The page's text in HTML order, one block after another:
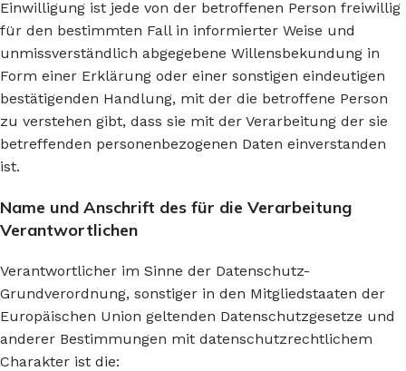
Einwilligung ist jede von der betroffenen Person freiwillig
für den bestimmten Fall in informierter Weise und
unmissverständlich abgegebene Willensbekundung in
Form einer Erklärung oder einer sonstigen eindeutigen
bestätigenden Handlung, mit der die betroffene Person
zu verstehen gibt, dass sie mit der Verarbeitung der sie
betreffenden personenbezogenen Daten einverstanden
ist.
Name und Anschrift des für die Verarbeitung
Verantwortlichen
Verantwortlicher im Sinne der Datenschutz-
Grundverordnung, sonstiger in den Mitgliedstaaten der
Europäischen Union geltenden Datenschutzgesetze und
anderer Bestimmungen mit datenschutzrechtlichem
Charakter ist die: